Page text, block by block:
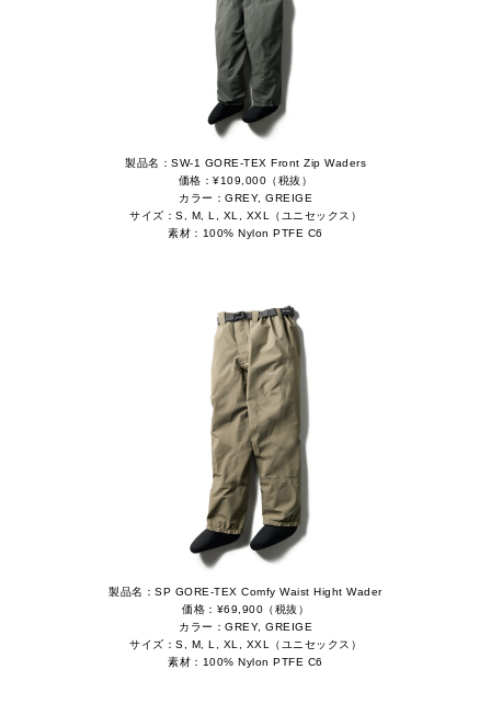
製品名：SW-1 GORE-TEX Front Zip Waders
価格：¥109,000（税抜）
カラー：GREY, GREIGE
サイズ：S, M, L, XL, XXL（ユニセックス）
素材：100% Nylon PTFE C6
製品名：SP GORE-TEX Comfy Waist Hight Wader
価格：¥69,900（税抜）
カラー：GREY, GREIGE
サイズ：S, M, L, XL, XXL（ユニセックス）
素材：100% Nylon PTFE C6